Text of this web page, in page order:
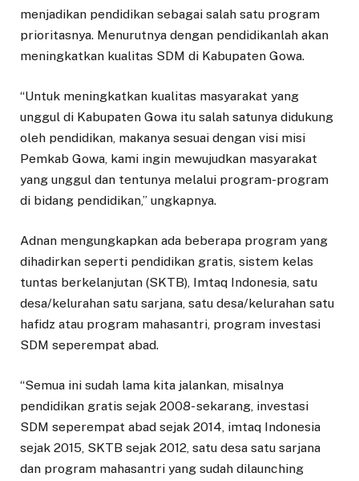
menjadikan pendidikan sebagai salah satu program
prioritasnya. Menurutnya dengan pendidikanlah akan
meningkatkan kualitas SDM di Kabupaten Gowa.
“Untuk meningkatkan kualitas masyarakat yang
unggul di Kabupaten Gowa itu salah satunya didukung
oleh pendidikan, makanya sesuai dengan visi misi
Pemkab Gowa, kami ingin mewujudkan masyarakat
yang unggul dan tentunya melalui program-program
di bidang pendidikan,” ungkapnya.
Adnan mengungkapkan ada beberapa program yang
dihadirkan seperti pendidikan gratis, sistem kelas
tuntas berkelanjutan (SKTB), Imtaq Indonesia, satu
desa/kelurahan satu sarjana, satu desa/kelurahan satu
hafidz atau program mahasantri, program investasi
SDM seperempat abad.
“Semua ini sudah lama kita jalankan, misalnya
pendidikan gratis sejak 2008- sekarang, investasi
SDM seperempat abad sejak 2014, imtaq Indonesia
sejak 2015, SKTB sejak 2012, satu desa satu sarjana
dan program mahasantri yang sudah dilaunching